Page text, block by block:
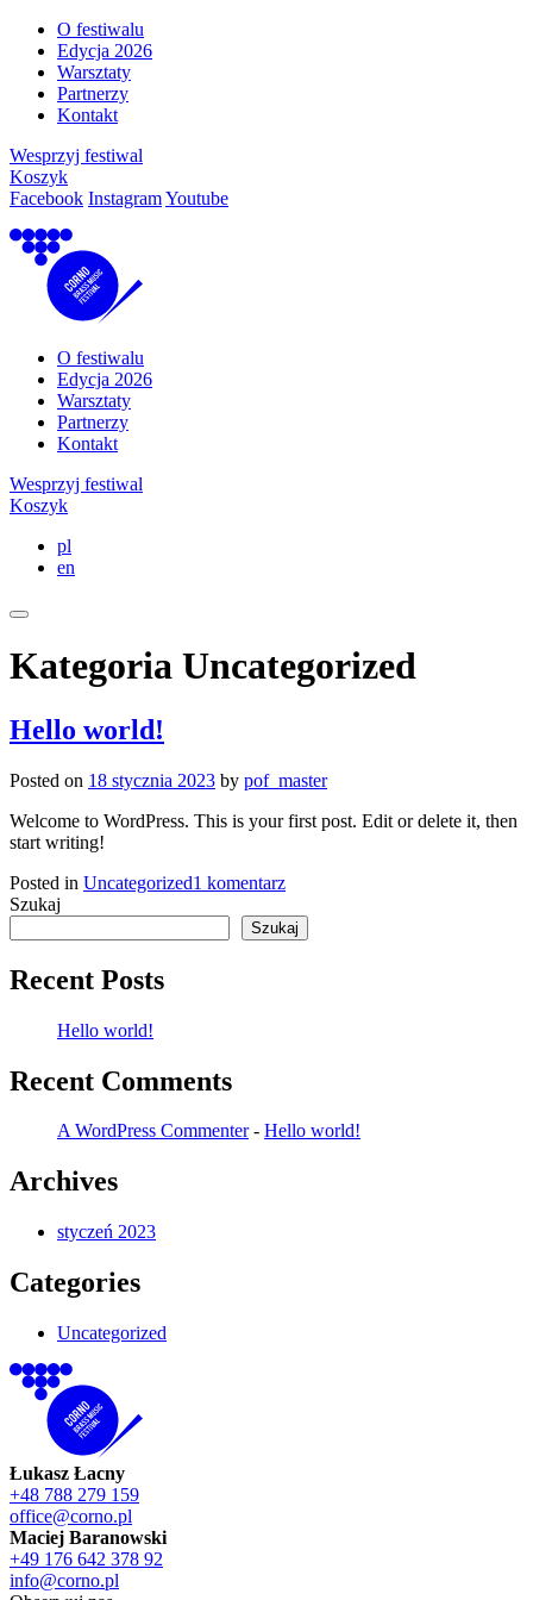
O festiwalu
Edycja 2026
Warsztaty
Partnerzy
Kontakt
Wesprzyj festiwal
Koszyk
Facebook InstagramYoutube
O festiwalu
Edycja 2026
Warsztaty
Partnerzy
Kontakt
Wesprzyj festiwal
Koszyk
pl
en
Kategoria Uncategorized
Hello world!
Posted on 18 stycznia 2023 by pof_master
Welcome to WordPress. This is your first post. Edit or delete it, then
start writing!
Posted in Uncategorized1 komentarzdo
world!
Szukaj
Szukaj
Recent Posts
Hello world!
Recent Comments
A WordPress Commenter- Hello world!
Archives
styczeń 2023
Categories
Uncategorized
Łukasz Łacny
+48 788 279 159
office@corno.pl
Maciej Baranowski
+49 176 642 378 92
info@corno.pl